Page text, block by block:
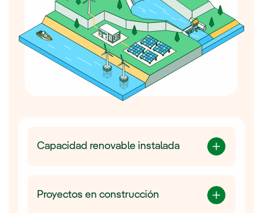
Capacidad renovable instalada
Proyectos en construcción